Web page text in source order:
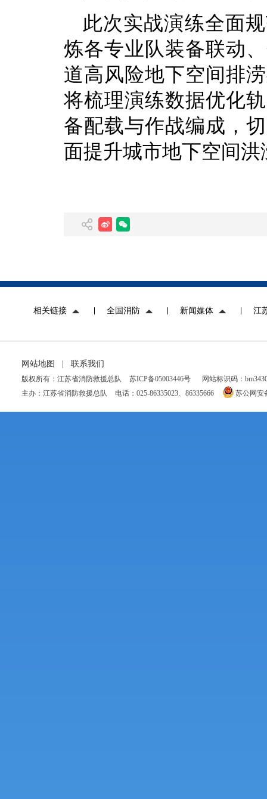
此次实战演练全面
炼各专业队装备联动
道高风险地下空间排
将梳理演练数据优化
备配载与作战编成，
面提升城市地下空间
相关链接 全国消防 新闻媒体 江
网站地图 联系我们
版权所有：江苏省消防救援总队 苏ICP备05003446号
网站标识码：
主办：江苏省消防救援总队
电话：025-86335023、86335666 苏公网安